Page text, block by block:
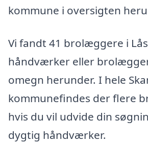
kommune i oversigten
Vi fandt 41 brolæggere i
håndværker eller
omegn herunder. I hele
kommunefindes der flere
hvis du vil udvide din
dygtig håndværker.